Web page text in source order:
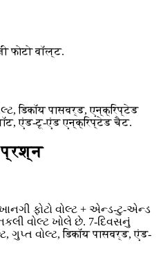
फोटो वॉल्ट.
डिकॉय पासवर्ड, एन्क्रिप्टेड
एंड-टू-एंड एन्क्रिप्टेड चैट.
ફોટો વોલ્ટ + એન્ડ-ટુ-એન્ડ
વોલ્ટ ખોલે છે. 7-દિવસનું
ગુપ્ત વોલ્ટ, डिकॉय पासवर्ड, एंड-